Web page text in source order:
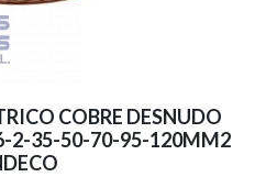
COBRE DESNUDO
2-35-50-70-95-120MM2